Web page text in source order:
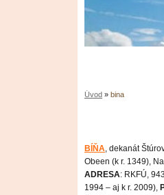
Úvod » bina
BÍŇA, dekanát
Obeen (k r. 1349),
ADRESA: RKFÚ,
1994 – aj k r. 2009),